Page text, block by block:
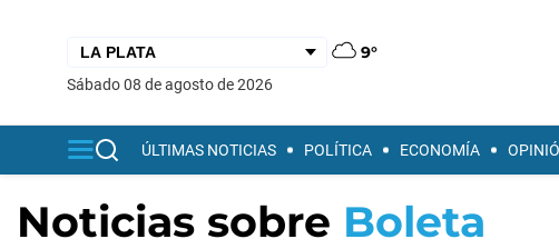
9°
sábado 08 de agosto de 2026
ÚLTIMAS NOTICIAS POLÍTICA ECONOMÍA
Noticias sobre Boleta